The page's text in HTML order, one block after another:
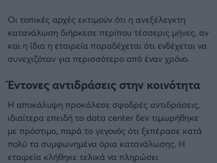
Οι τοπικές αρχές εκτιμούν ότι η ανεξέλεγκτη
κατανάλωση διήρκεσε περίπου τέσσερις μήνες, αν
και η ίδια η εταιρεία παραδέχεται ότι ενδέχεται να
συνεχιζόταν για περισσότερο από έναν χρόνο.
Έντονες αντιδράσεις στην κοινότητα
Η αποκάλυψη προκάλεσε σφοδρές αντιδράσεις,
ιδιαίτερα επειδή το data center δεν τιμωρήθηκε
με πρόστιμο, παρά το γεγονός ότι ξεπέρασε κατά
πολύ τα συμφωνημένα όρια κατανάλωσης. Η
εταιρεία κλήθηκε τελικά να πληρώσει